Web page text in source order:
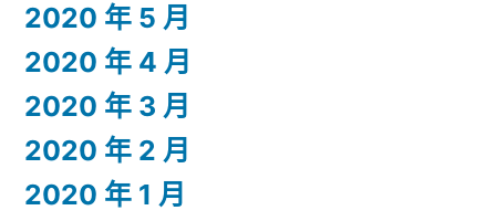
2020 年 5 月
2020 年 4 月
2020 年 3 月
2020 年 2 月
2020 年 1 月